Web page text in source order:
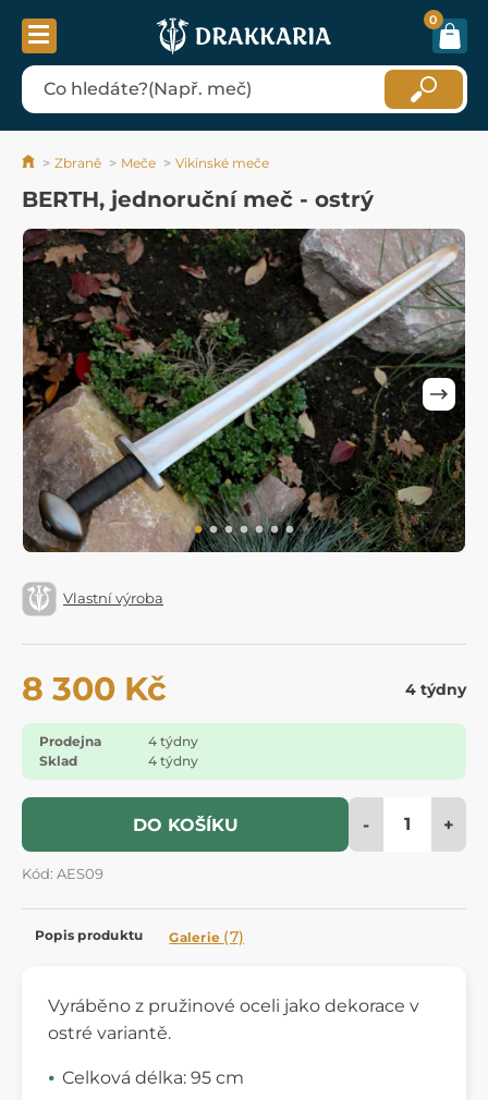
0
Zbraně Meče Vikinské meče
BERTH, jednoruční meč - ostrý
Vlastní výroba
8 300 Kč 4 týdny
Prodejna
4 týdny
Sklad
4 týdny
DO KOŠÍKU - +
Kód: AES09
Popis produktu Galerie (7)
Vyráběno z pružinové oceli jako dekorace v
ostré variantě.
Celková délka: 95 cm